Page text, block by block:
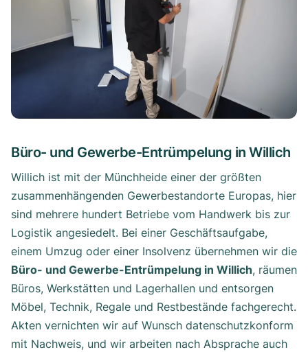
Büro- und Gewerbe-Entrümpelung in Willich
Willich ist mit der Münchheide einer der größten
zusammenhängenden Gewerbestandorte Europas, hier
sind mehrere hundert Betriebe vom Handwerk bis zur
Logistik angesiedelt. Bei einer Geschäftsaufgabe,
einem Umzug oder einer Insolvenz übernehmen wir die
Büro- und Gewerbe-Entrümpelung in Willich, räumen
Büros, Werkstätten und Lagerhallen und entsorgen
Möbel, Technik, Regale und Restbestände fachgerecht.
Akten vernichten wir auf Wunsch datenschutzkonform
mit Nachweis, und wir arbeiten nach Absprache auch